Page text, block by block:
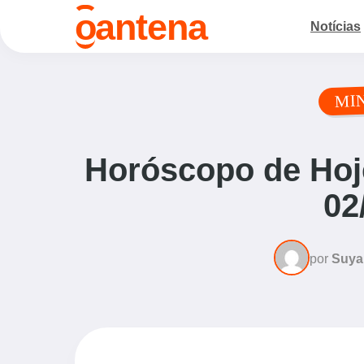
oantena Notícias
Horóscopo de
por